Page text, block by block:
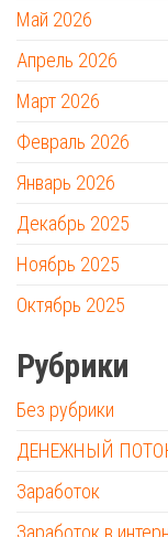
Май 2026
Апрель 2026
Март 2026
Февраль 2026
Январь 2026
Декабрь 2025
Ноябрь 2025
Октябрь 2025
Рубрики
Без рубрики
ДЕНЕЖНЫЙ
Заработок
Заработок в